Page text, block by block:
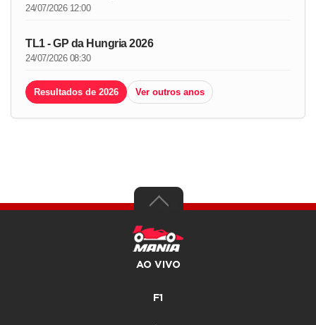
24/07/2026 12:00
TL1 - GP da Hungria 2026
24/07/2026 08:30
Resultados de 2026 Ver outros anos
AO VIVO
F1